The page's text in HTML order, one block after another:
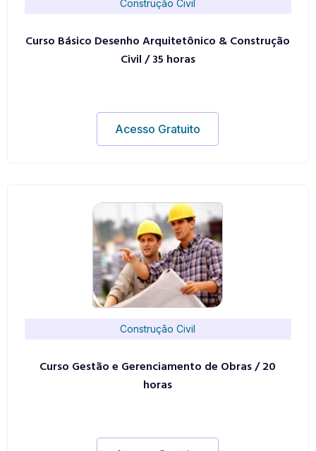
Construção Civil
Curso Básico Desenho Arquitetônico & Construção
Civil / 35 horas
Acesso Gratuito
Construção Civil
Curso Gestão e Gerenciamento de Obras / 20
horas